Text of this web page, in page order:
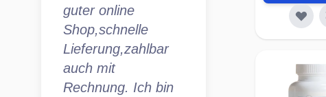
guter online
Shop,schnelle
Lieferung,zahlbar
auch mit
Rechnung. Ich bin